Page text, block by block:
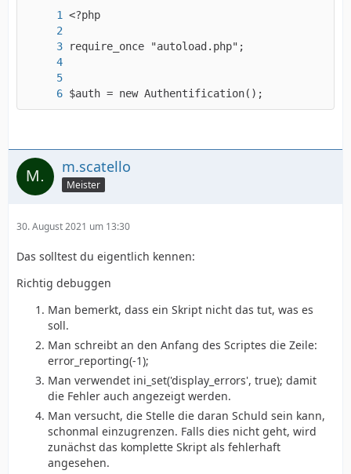
$auth = new Authentification();
m.scatello
Meister
30. August 2021 um 13:30
Das solltest du eigentlich kennen:
Richtig debuggen
Man bemerkt, dass ein Skript nicht das tut, was es
soll.
Man schreibt an den Anfang des Scriptes die Zeile:
error_reporting(-1);
Man verwendet ini_set('display_errors', true); damit
die Fehler auch angezeigt werden.
Man versucht, die Stelle die daran Schuld sein kann,
schonmal einzugrenzen. Falls dies nicht geht, wird
zunächst das komplette Skript als fehlerhaft
angesehen.